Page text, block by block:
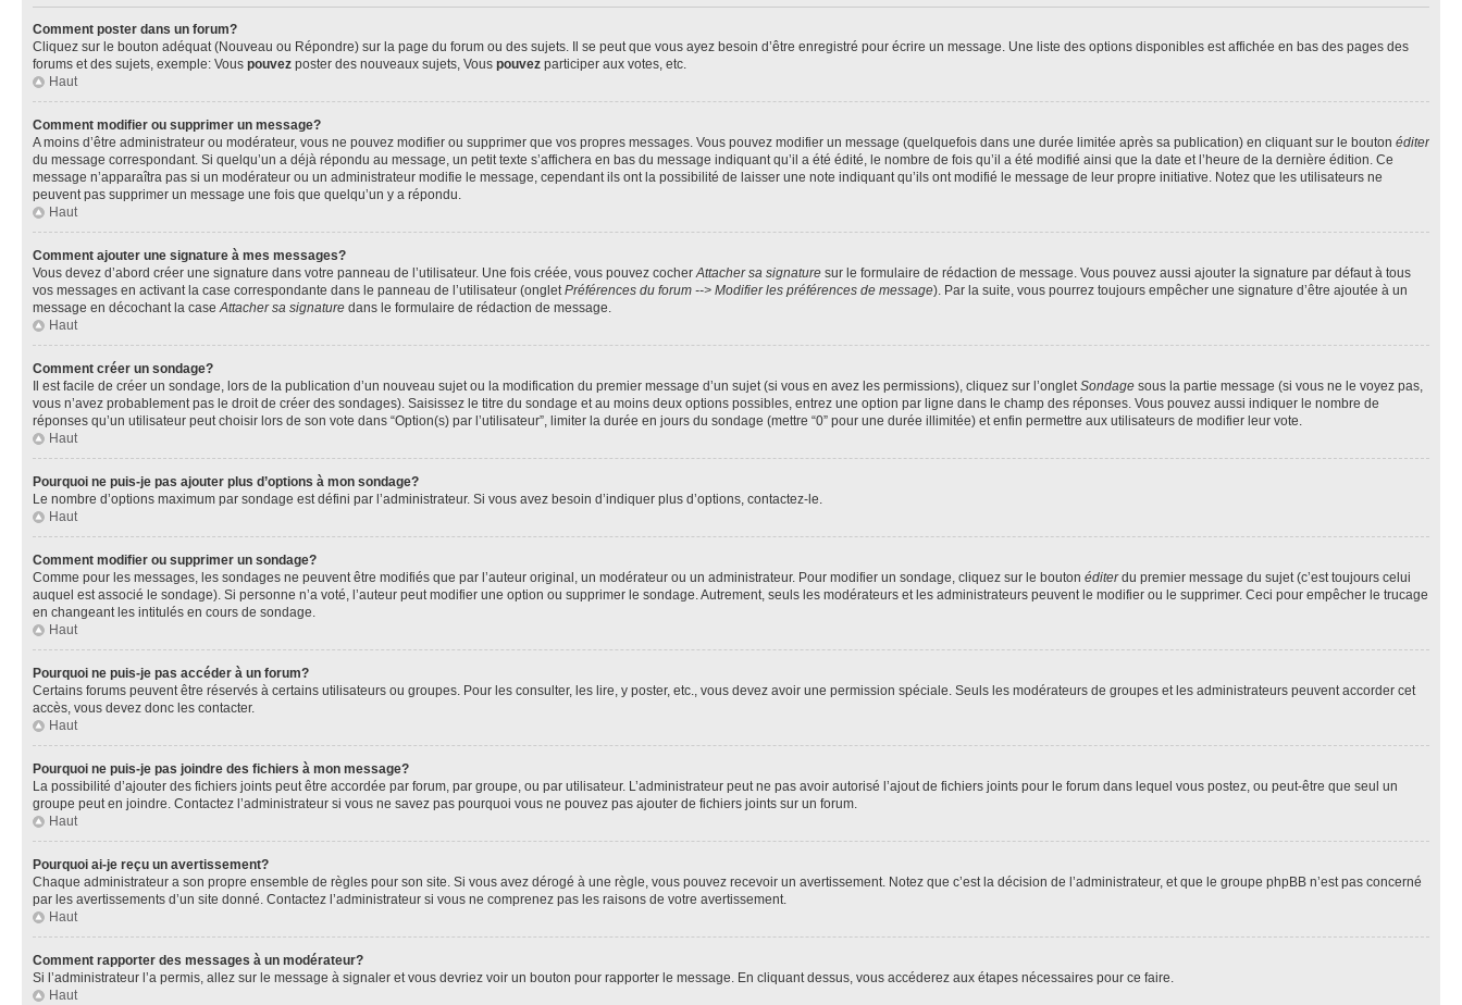
Comment poster dans un forum?
Cliquez sur le bouton adéquat (Nouveau ou Répondre) sur la page du forum ou des sujets. Il se peut que vous ayez besoin d’être enregistré pour écrire un message. Une liste des options disponibles est affichée en bas des pages des
forums et des sujets, exemple: Vous pouvez poster des nouveaux sujets, Vous pouvez participer aux votes, etc.
Haut
Comment modifier ou supprimer un message?
A moins d’être administrateur ou modérateur, vous ne pouvez modifier ou supprimer que vos propres messages. Vous pouvez modifier un message (quelquefois dans une durée limitée après sa publication) en cliquant sur le bouton éditer
du message correspondant. Si quelqu’un a déjà répondu au message, un petit texte s’affichera en bas du message indiquant qu’il a été édité, le nombre de fois qu’il a été modifié ainsi que la date et l’heure de la dernière édition. Ce
message n’apparaîtra pas si un modérateur ou un administrateur modifie le message, cependant ils ont la possibilité de laisser une note indiquant qu’ils ont modifié le message de leur propre initiative. Notez que les utilisateurs ne
peuvent pas supprimer un message une fois que quelqu’un y a répondu.
Haut
Comment ajouter une signature à mes messages?
Vous devez d’abord créer une signature dans votre panneau de l’utilisateur. Une fois créée, vous pouvez cocherAttacher sa signature sur le formulaire de rédaction de message. Vous pouvez aussi ajouter la signature par défaut à tous
vos messages en activant la case correspondante dans le panneau de l’utilisateur (ongletPréférences du forum --> Modifier les préférences de message). Par la suite, vous pourrez toujours empêcher une signature d’être ajoutée à un
message en décochant la caseAttacher sa signature dans le formulaire de rédaction de message.
Haut
Comment créer un sondage?
Il est facile de créer un sondage, lors de la publication d’un nouveau sujet ou la modification du premier message d’un sujet (si vous en avez les permissions), cliquez sur l’ongletSondage sous la partie message (si vous ne le voyez pas,
vous n’avez probablement pas le droit de créer des sondages). Saisissez le titre du sondage et au moins deux options possibles, entrez une option par ligne dans le champ des réponses. Vous pouvez aussi indiquer le nombre de
réponses qu’un utilisateur peut choisir lors de son vote dans “Option(s) par l’utilisateur”, limiter la durée en jours du sondage (mettre “0” pour une durée illimitée) et enfin permettre aux utilisateurs de modifier leur vote.
Haut
Pourquoi ne puis-je pas ajouter plus d’options à mon sondage?
Le nombre d’options maximum par sondage est défini par l’administrateur. Si vous avez besoin d’indiquer plus d’options, contactez-le.
Haut
Comment modifier ou supprimer un sondage?
Comme pour les messages, les sondages ne peuvent être modifiés que par l’auteur original, un modérateur ou un administrateur. Pour modifier un sondage, cliquez sur le bouton éditerdu premier message du sujet (c’est toujours celui
auquel est associé le sondage). Si personne n’a voté, l’auteur peut modifier une option ou supprimer le sondage. Autrement, seuls les modérateurs et les administrateurs peuvent le modifier ou le supprimer. Ceci pour empêcher le trucage
en changeant les intitulés en cours de sondage.
Haut
Pourquoi ne puis-je pas accéder à un forum?
Certains forums peuvent être réservés à certains utilisateurs ou groupes. Pour les consulter, les lire, y poster, etc., vous devez avoir une permission spéciale. Seuls les modérateurs de groupes et les administrateurs peuvent accorder cet
accès, vous devez donc les contacter.
Haut
Pourquoi ne puis-je pas joindre des fichiers à mon message?
La possibilité d’ajouter des fichiers joints peut être accordée par forum, par groupe, ou par utilisateur. L’administrateur peut ne pas avoir autorisé l’ajout de fichiers joints pour le forum dans lequel vous postez, ou peut-être que seul un
groupe peut en joindre. Contactez l’administrateur si vous ne savez pas pourquoi vous ne pouvez pas ajouter de fichiers joints sur un forum.
Haut
Pourquoi ai-je reçu un avertissement?
Chaque administrateur a son propre ensemble de règles pour son site. Si vous avez dérogé à une règle, vous pouvez recevoir un avertissement. Notez que c’est la décision de l’administrateur, et que le groupe phpBB n’est pas concerné
par les avertissements d’un site donné. Contactez l’administrateur si vous ne comprenez pas les raisons de votre avertissement.
Haut
Comment rapporter des messages à un modérateur?
Si l’administrateur l’a permis, allez sur le message à signaler et vous devriez voir un bouton pour rapporter le message. En cliquant dessus, vous accéderez aux étapes nécessaires pour ce faire.
Haut